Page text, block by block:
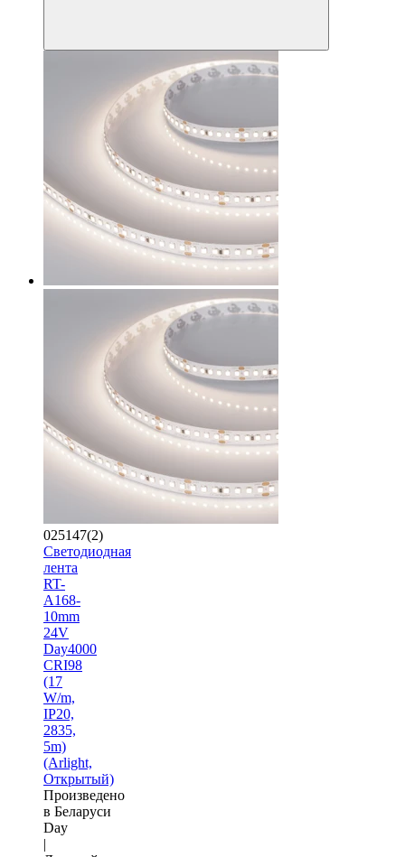
025147(2)
Светодиодная
лента
RT-
A168-
10mm
24V
Day4000
CRI98
(17
W/m,
IP20,
2835,
5m)
(Arlight,
Открытый)
Произведено
в Беларуси
Day
|